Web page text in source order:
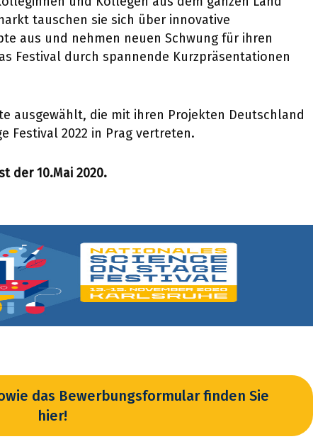
tauschen sie sich über innovative
aus und nehmen neuen Schwung für ihren
Festival durch spannende Kurzpräsentationen
ausgewählt, die mit ihren Projekten Deutschland
Festival 2022 in Prag vertreten.
der 10.Mai 2020.
das Bewerbungsformular finden Sie
hier!